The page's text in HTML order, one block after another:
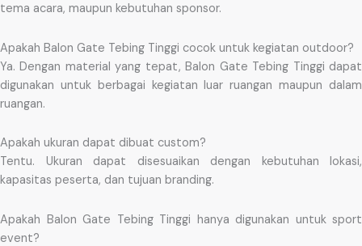
tema acara, maupun kebutuhan sponsor.
Apakah Balon Gate Tebing Tinggi cocok untuk kegiatan outdoor?
Ya. Dengan material yang tepat, Balon Gate Tebing Tinggi dapat
digunakan untuk berbagai kegiatan luar ruangan maupun dalam
ruangan.
Apakah ukuran dapat dibuat custom?
Tentu. Ukuran dapat disesuaikan dengan kebutuhan lokasi,
kapasitas peserta, dan tujuan branding.
Apakah Balon Gate Tebing Tinggi hanya digunakan untuk sport
event?